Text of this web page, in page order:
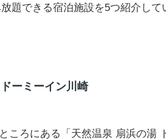
題できる宿泊施設を5つ紹介して
ーミーイン川崎
ころにある「天然温泉 扇浜の湯